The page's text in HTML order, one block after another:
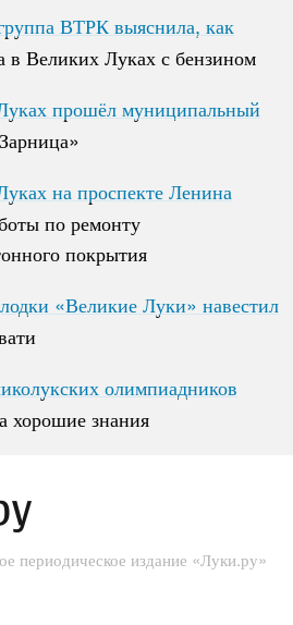
ВТРК выяснила, как
в Великих Луках с бензином
ВТРК выяснила, как
в Великих Луках с бензином
прошёл муниципальный
прошёл муниципальный
на проспекте Ленина
по ремонту
покрытия
на проспекте Ленина
по ремонту
покрытия
«Великие Луки» навестил
«Великие Луки» навестил
олимпиадников
хорошие знания
олимпиадников
хорошие знания
периодическое издание «Луки.ру»